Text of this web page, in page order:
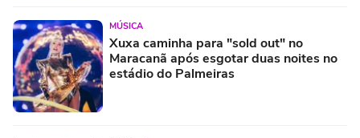
MÚSICA
Xuxa caminha para "sold out" no
Maracanã após esgotar duas noites no
estádio do Palmeiras